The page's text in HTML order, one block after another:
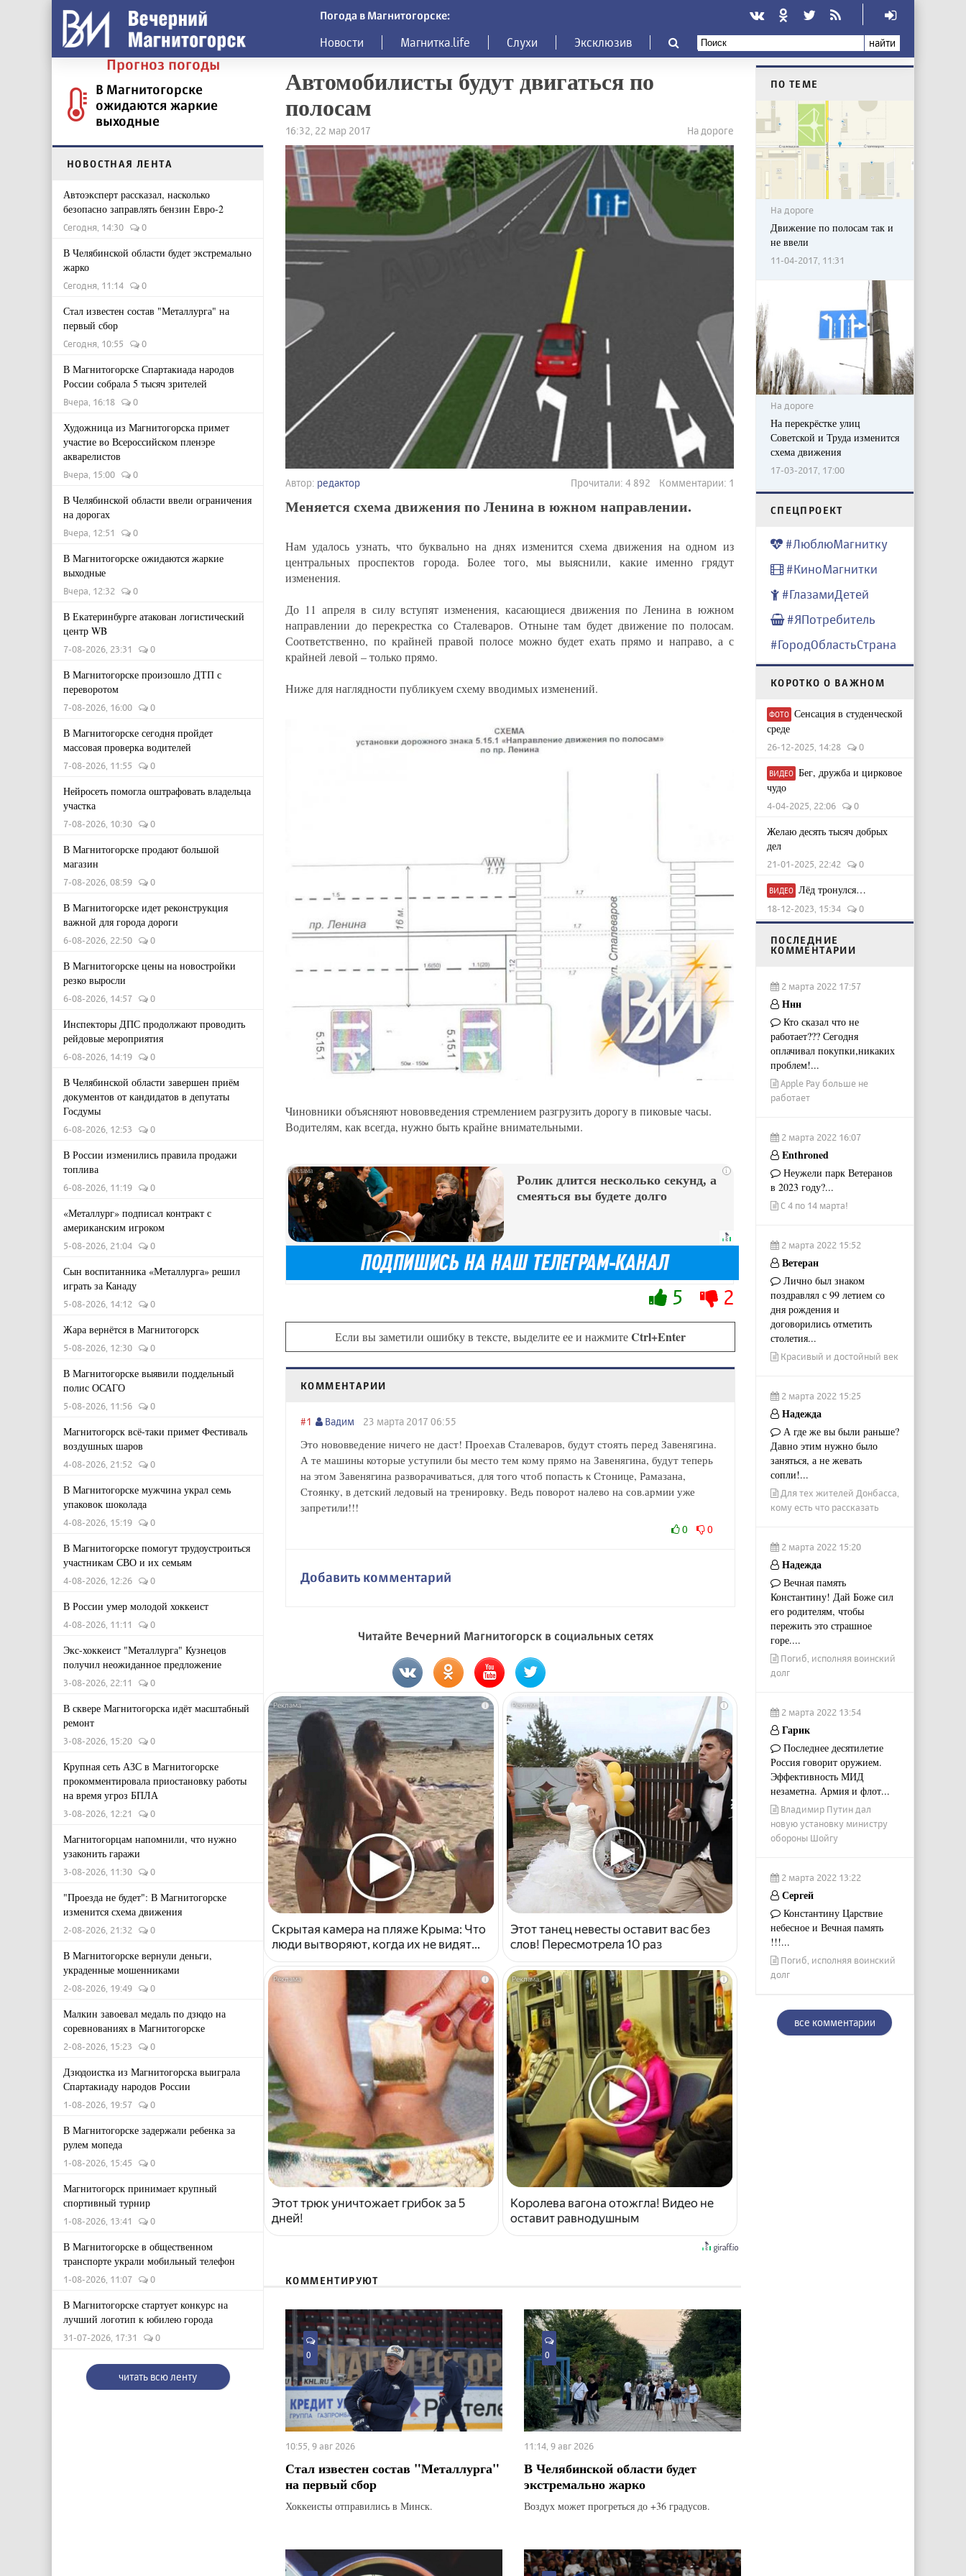
Погода в Магнитогорске:
Новости Магнитка.life Слухи Эксклюзив найти
Прогноз погоды
В Магнитогорске
ожидаются жаркие
выходные
НОВОСТНАЯ ЛЕНТА
Автоэксперт рассказал, насколько
безопасно заправлять бензин Евро-2
Сегодня, 14:30 0
В Челябинской области будет экстремально
жарко
Сегодня, 11:14 0
Стал известен состав "Металлурга" на
первый сбор
Сегодня, 10:55 0
В Магнитогорске Спартакиада народов
России собрала 5 тысяч зрителей
Вчера, 16:18 0
Художница из Магнитогорска примет
участие во Всероссийском пленэре
акварелистов
Вчера, 15:00 0
В Челябинской области ввели ограничения
на дорогах
Вчера, 12:51 0
В Магнитогорске ожидаются жаркие
выходные
Вчера, 12:32 0
В Екатеринбурге атакован логистический
центр WB
7-08-2026, 23:31 0
В Магнитогорске произошло ДТП с
переворотом
7-08-2026, 16:00 0
В Магнитогорске сегодня пройдет
массовая проверка водителей
7-08-2026, 11:55 0
Нейросеть помогла оштрафовать владельца
участка
7-08-2026, 10:30 0
В Магнитогорске продают большой
магазин
7-08-2026, 08:59 0
В Магнитогорске идет реконструкция
важной для города дороги
6-08-2026, 22:50 0
В Магнитогорске цены на новостройки
резко выросли
6-08-2026, 14:57 0
Инспекторы ДПС продолжают проводить
рейдовые мероприятия
6-08-2026, 14:19 0
В Челябинской области завершен приём
документов от кандидатов в депутаты
Госдумы
6-08-2026, 12:53 0
В России изменились правила продажи
топлива
6-08-2026, 11:19 0
«Металлург» подписал контракт с
американским игроком
5-08-2026, 21:04 0
Сын воспитанника «Металлурга» решил
играть за Канаду
5-08-2026, 14:12 0
Жара вернётся в Магнитогорск
5-08-2026, 12:30 0
В Магнитогорске выявили поддельный
полис ОСАГО
5-08-2026, 11:56 0
Магнитогорск всё-таки примет Фестиваль
воздушных шаров
4-08-2026, 21:52 0
В Магнитогорске мужчина украл семь
упаковок шоколада
4-08-2026, 15:19 0
В Магнитогорске помогут трудоустроиться
участникам СВО и их семьям
4-08-2026, 12:26 0
В России умер молодой хоккеист
4-08-2026, 11:11 0
Экс-хоккеист "Металлурга" Кузнецов
получил неожиданное предложение
3-08-2026, 22:11 0
В сквере Магнитогорска идёт масштабный
ремонт
3-08-2026, 15:20 0
Крупная сеть АЗС в Магнитогорске
прокомментировала приостановку работы
на время угроз БПЛА
3-08-2026, 12:21 0
Магнитогорцам напомнили, что нужно
узаконить гаражи
3-08-2026, 11:30 0
"Проезда не будет": В Магнитогорске
изменится схема движения
2-08-2026, 21:32 0
В Магнитогорске вернули деньги,
украденные мошенниками
2-08-2026, 19:49 0
Малкин завоевал медаль по дзюдо на
соревнованиях в Магнитогорске
2-08-2026, 15:23 0
Дзюдоистка из Магнитогорска выиграла
Спартакиаду народов России
1-08-2026, 19:57 0
В Магнитогорске задержали ребенка за
рулем мопеда
1-08-2026, 15:45 0
Магнитогорск принимает крупный
спортивный турнир
1-08-2026, 13:41 0
В Магнитогорске в общественном
транспорте украли мобильный телефон
1-08-2026, 11:07 0
В Магнитогорске стартует конкурс на
лучший логотип к юбилею города
31-07-2026, 17:31 0
читать всю ленту
Автомобилисты будут двигаться по
полосам
16:32, 22 мар 2017 На дороге
Автор: редактор Прочитали: 4 892 Комментарии: 1
Меняется схема движения по Ленина в южном направлении.
Нам удалось узнать, что буквально на днях изменится схема движения на одном из
центральных проспектов города. Более того, мы выяснили, какие именно грядут
изменения.
До 11 апреля в силу вступят изменения, касающиеся движения по Ленина в южном
направлении до перекрестка со Сталеваров. Отныне там будет движение по полосам.
Соответственно, по крайней правой полосе можно будет ехать прямо и направо, а с
крайней левой – только прямо.
Ниже для наглядности публикуем схему вводимых изменений.
Чиновники объясняют нововведения стремлением разгрузить дорогу в пиковые часы.
Водителям, как всегда, нужно быть крайне внимательными.
i
Ролик длится несколько секунд, а
смеяться вы будете долго
5 2
Если вы заметили ошибку в тексте, выделите ее и нажмитеCtrl+Enter
КОММЕНТАРИИ
#1 Вадим 23 марта 2017 06:55
Это нововведение ничего не даст! Проехав Сталеваров, будут стоять перед Завенягина.
А те машины которые уступили бы место тем кому прямо на Завенягина, будут теперь
на этом Завенягина разворачиваться, для того чтоб попасть к Стонице, Рамазана,
Стоянку, в детский ледовый на тренировку. Ведь поворот налево на сов.армии уже
запретили!!!
0 0
Добавить комментарий
Читайте Вечерний Магнитогорск в социальных сетях
i
Скрытая камера на пляже Крыма: Что
люди вытворяют, когда их не видят...
i
Этот танец невесты оставит вас без
слов! Пересмотрела 10 раз
i
Этот трюк уничтожает грибок за 5
дней!
i
Королева вагона отожгла! Видео не
оставит равнодушным
КОММЕНТИРУЮТ
0
10:55, 9 авг 2026
Стал известен состав "Металлурга"
на первый сбор
Хоккеисты отправились в Минск.
0
11:14, 9 авг 2026
В Челябинской области будет
экстремально жарко
Воздух может прогреться до +36 градусов.
ПО ТЕМЕ
На дороге
Движение по полосам так и
не ввели
11-04-2017, 11:31
На дороге
На перекрёстке улиц
Советской и Труда изменится
схема движения
17-03-2017, 17:00
CПЕЦПРОЕКТ
#ЛюблюМагнитку
#КиноМагнитки
#ГлазамиДетей
#ЯПотребитель
#ГородОбластьСтрана
КОРОТКО О ВАЖНОМ
ФОТО Сенсация в студенческой
среде
26-12-2025, 14:28 0
ВИДЕО Бег, дружба и цирковое
чудо
4-04-2025, 22:06 0
Желаю десять тысяч добрых
дел
21-01-2025, 22:42 0
ВИДЕО Лёд тронулся…
18-12-2023, 15:34 0
ПОСЛЕДНИЕ
КОММЕНТАРИИ
2 марта 2022 17:57
Ннн
Кто сказал что не
работает??? Сегодня
оплачивал покупки,никаких
проблем!...
Apple Pay больше не
работает
2 марта 2022 16:07
Enthroned
Неужели парк Ветеранов
в 2023 году?...
С 4 по 14 марта!
2 марта 2022 15:52
Ветеран
Лично был знаком
поздравлял с 99 летием со
дня рождения и
договорились отметить
столетия...
Красивый и достойный век
2 марта 2022 15:25
Надежда
А где же вы были раньше?
Давно этим нужно было
заняться, а не жевать
сопли!...
Для тех жителей Донбасса,
кому есть что рассказать
2 марта 2022 15:20
Надежда
Вечная память
Константину! Дай Боже сил
его родителям, чтобы
пережить это страшное
горе....
Погиб, исполняя воинский
долг
2 марта 2022 13:54
Гарик
Последнее десятилетие
Россия говорит оружием.
Эффективность МИД
незаметна. Армия и флот...
Владимир Путин дал
новую установку министру
обороны Шойгу
2 марта 2022 13:22
Сергей
Константину Царствие
небесное и Вечная память
!!!...
Погиб, исполняя воинский
долг
все комментарии